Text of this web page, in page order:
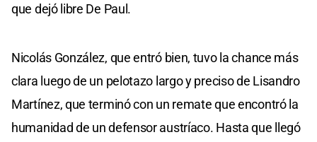
que dejó libre De Paul.
Nicolás González, que entró bien, tuvo la chance más
clara luego de un pelotazo largo y preciso de Lisandro
Martínez, que terminó con un remate que encontró la
humanidad de un defensor austríaco. Hasta que llegó